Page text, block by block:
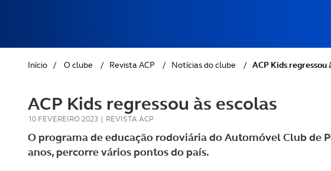
GOLFE
AUTOCARAVANISMO
Início / O clube / Revista ACP / Notícias do clube / ACP Kids regressou
ACP Kids regressou às escolas
10 FEVEREIRO 2023 | REVISTA ACP
O programa de educação rodoviária do Automóvel Club de
anos, percorre vários pontos do país.